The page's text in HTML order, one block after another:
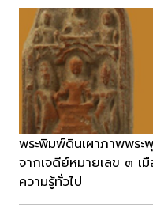
พระพิมพ์ดินเผาภาพพระ
จากเจดีย์หมายเลข ๓ เ
ความรู้ทั่วไป